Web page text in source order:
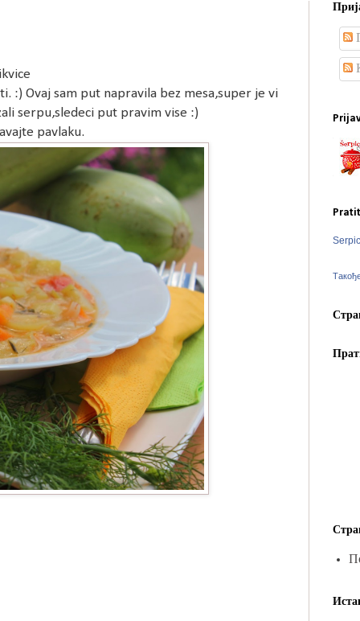
:) Ovaj sam put napravila bez mesa,super je vi
serpu,sledeci put pravim vise :)
pavlaku.